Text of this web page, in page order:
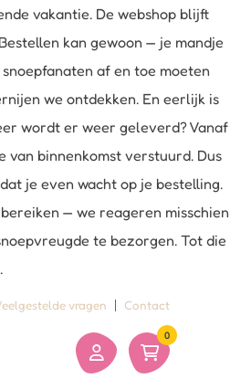
vakantie. De webshop blijft
kan gewoon — je mandje
af en toe moeten
we ontdekken. En eerlijk is
wordt er weer geleverd? Vanaf
van binnenkomst verstuurd. Dus
je even wacht op je bestelling.
— we reageren misschien
te bezorgen. Tot die
vragen Contact
0